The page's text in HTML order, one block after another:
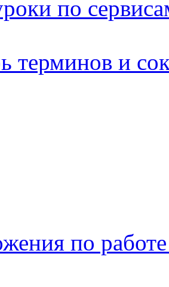
по
терминов и
по работе